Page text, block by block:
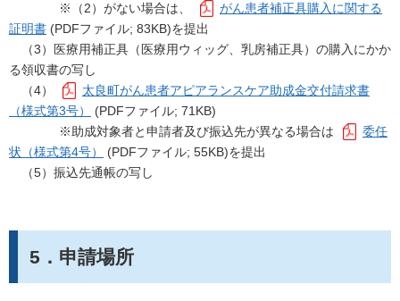
※（2）がない場合は、
がん患者補正具購入に関する
証明書 (PDFファイル; 83KB)を提出
（3）医療用補正具（医療用ウィッグ、乳房補正具）の購入にかか
る領収書の写し
（4）
太良町がん患者アピアランスケア助成金交付請求書
（様式第3号）
(PDFファイル; 71KB)
※助成対象者と申請者及び振込先が異なる場合は
委任
状（様式第4号）
(PDFファイル; 55KB)を提出
（5）振込先通帳の写し
5．申請場所